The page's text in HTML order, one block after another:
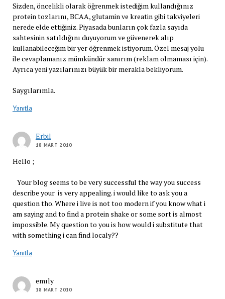
Sizden, öncelikli olarak öğrenmek istediğim kullandığınız
protein tozlarını, BCAA, glutamin ve kreatin gibi takviyeleri
nerede elde ettiğiniz. Piyasada bunların çok fazla sayıda
sahtesinin satıldığını duyuyorum ve güvenerek alıp
kullanabileceğim bir yer öğrenmek istiyorum. Özel mesaj yolu
ile cevaplamanız mümkündür sanırım (reklam olmaması için).
Ayrıca yeni yazılarınızı büyük bir merakla bekliyorum.
Saygılarımla.
Yanıtla
Erbil
18 MART 2010
Hello ;
Your blog seems to be very successful the way you success
describe your is very appealing. i would like to ask you a
question tho. Where i live is not too modern if you know what i
am saying and to find a protein shake or some sort is almost
impossible. My question to you is how would i substitute that
with something i can find localy??
Yanıtla
emıly
18 MART 2010